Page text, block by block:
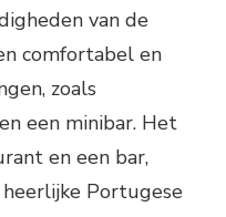
van de
comfortabel en
zoals
een minibar. Het
en een bar,
Portugese